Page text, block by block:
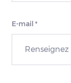
E-mail *